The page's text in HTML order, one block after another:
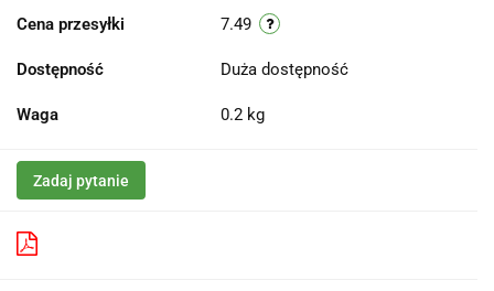
Cena przesyłki 7.49
Dostępność Duża dostępność
Waga 0.2 kg
Zadaj pytanie